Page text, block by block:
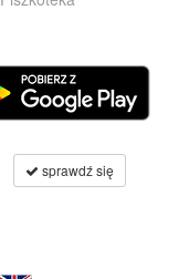
sprawdź się